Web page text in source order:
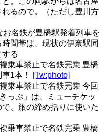
るので。（ただし豊川方
名鉄が豊橋駅発着列車を
間帯は、現状の伊奈駅同
る
乗車禁止で名鉄完乗 豊橋
1本！
[Tw:photo]
乗車禁止で名鉄完乗 今回
っぷ」は、ミューチケッ
、旅の締め括りに使いた
乗車禁止で名鉄完乗 豊橋